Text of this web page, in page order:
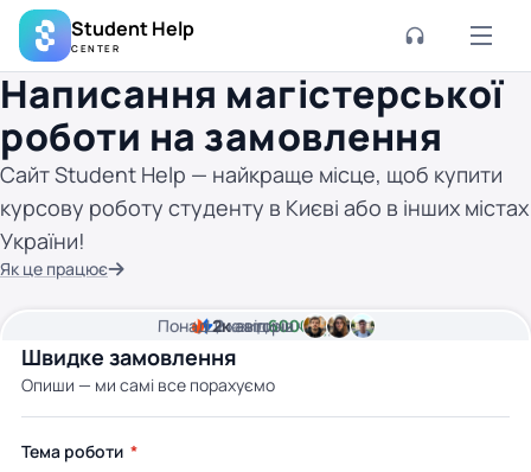
Student Help
CENTER
Написання магістерської
роботи на замовлення
Сайт Student Help — найкраще місце, щоб купити
курсову роботу студенту в Києві або в інших містах
України!
Як це працює
Швидке замовлення
Опиши — ми самі все порахуємо
2хвилини часу
Ціна від6000 грн
Понад2кавторів
Тема роботи